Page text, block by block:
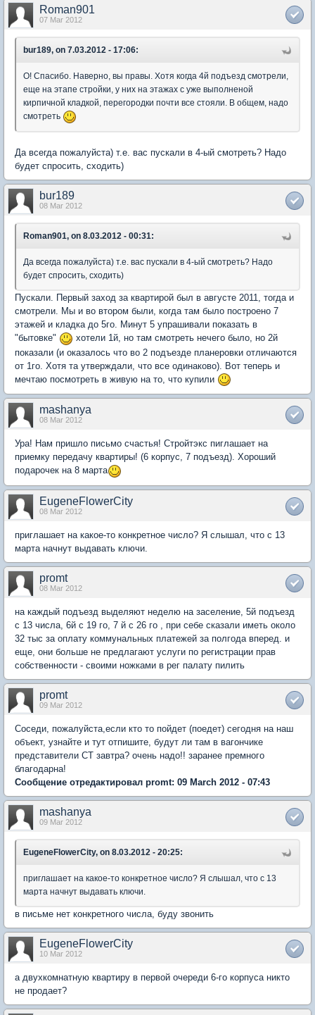
Roman901
07 Mar 2012
bur189, on 7.03.2012 - 17:06:
О! Спасибо. Наверно, вы правы. Хотя когда 4й подъезд смотрели,
еще на этапе стройки, у них на этажах с уже выполненой
кирпичной кладкой, перегородки почти все стояли. В общем, надо
смотреть
Да всегда пожалуйста) т.е. вас пускали в 4-ый смотреть? Надо
будет спросить, сходить)
bur189
08 Mar 2012
Roman901, on 8.03.2012 - 00:31:
Да всегда пожалуйста) т.е. вас пускали в 4-ый смотреть? Надо
будет спросить, сходить)
Пускали. Первый заход за квартирой был в августе 2011, тогда и
смотрели. Мы и во втором были, когда там было построено 7
этажей и кладка до 5го. Минут 5 упрашивали показать в
"бытовке"
хотели 1й, но там смотреть нечего было, но 2й
показали (и оказалось что во 2 подъезде планеровки отличаются
от 1го. Хотя та утверждали, что все одинаково). Вот теперь и
мечтаю посмотреть в живую на то, что купили
mashanya
08 Mar 2012
Ура! Нам пришло письмо счастья! Стройтэкс пиглашает на
приемку передачу квартиры! (6 корпус, 7 подъезд). Хороший
подарочек на 8 марта
EugeneFlowerCity
08 Mar 2012
приглашает на какое-то конкретное число? Я слышал, что с 13
марта начнут выдавать ключи.
promt
08 Mar 2012
на каждый подъезд выделяют неделю на заселение, 5й подъезд
с 13 числа, 6й с 19 го, 7 й с 26 го , при себе сказали иметь около
32 тыс за оплату коммунальных платежей за полгода вперед. и
еще, они больше не предлагают услуги по регистрации прав
собственности - своими ножками в рег палату пилить
promt
09 Mar 2012
Соседи, пожалуйста,если кто то пойдет (поедет) сегодня на наш
объект, узнайте и тут отпишите, будут ли там в вагончике
представители СТ завтра? очень надо!! заранее премного
благодарна!
Сообщение отредактировал promt: 09 March 2012 - 07:43
mashanya
09 Mar 2012
EugeneFlowerCity, on 8.03.2012 - 20:25:
приглашает на какое-то конкретное число? Я слышал, что с 13
марта начнут выдавать ключи.
в письме нет конкретного числа, буду звонить
EugeneFlowerCity
10 Mar 2012
а двухкомнатную квартиру в первой очереди 6-го корпуса никто
не продает?